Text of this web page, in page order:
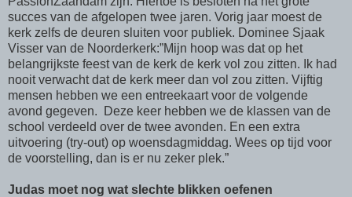
succes van de afgelopen twee jaren. Vorig jaar moest de
kerk zelfs de deuren sluiten voor publiek. Dominee Sjaak
Visser van de Noorderkerk:”Mijn hoop was dat op het
belangrijkste feest van de kerk de kerk vol zou zitten. Ik had
nooit verwacht dat de kerk meer dan vol zou zitten. Vijftig
mensen hebben we een entreekaart voor de volgende
avond gegeven. Deze keer hebben we de klassen van de
school verdeeld over de twee avonden. En een extra
uitvoering (try-out) op woensdagmiddag. Wees op tijd voor
de voorstelling, dan is er nu zeker plek.”
Judas moet nog wat slechte blikken oefenen